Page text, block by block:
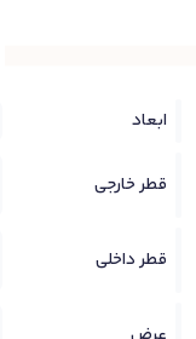
ابعاد
قطر خارجی
قطر داخلی